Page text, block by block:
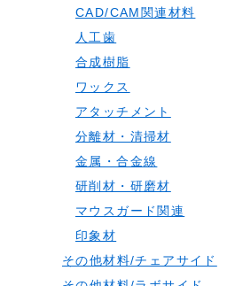
CAD/CAM関連材料
人工歯
合成樹脂
ワックス
アタッチメント
分離材・清掃材
金属・合金線
研削材・研磨材
マウスガード関連
印象材
その他材料/チェアサイド